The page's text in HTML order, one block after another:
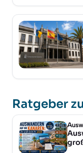
Ratgeber